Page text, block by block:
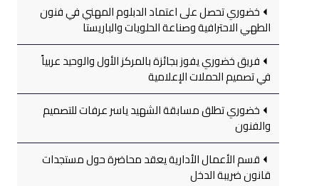
خضوري تحصل على اعتماد الدبلوم المهني في فنون
الطهي الاحترافية وصناعة الحلويات والباريستا
فريق خضوري يفوز بجائزة بالمركز الأول والوحيد عربياً
في تصميم الحملات الإعلامية
خضوري تطلق مسابقة الشهيد ياسر عرفات للتصميم
والفنون
قسم الأعمال الأدارية يعقد محاضرة حول مستجدات
قانون ضريبة الدخل